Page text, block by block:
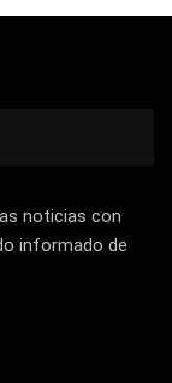
noticias con
informado de